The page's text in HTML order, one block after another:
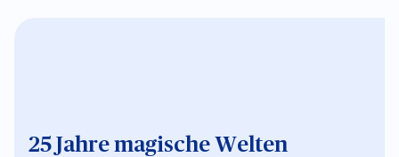
25 Jahre magische Welten